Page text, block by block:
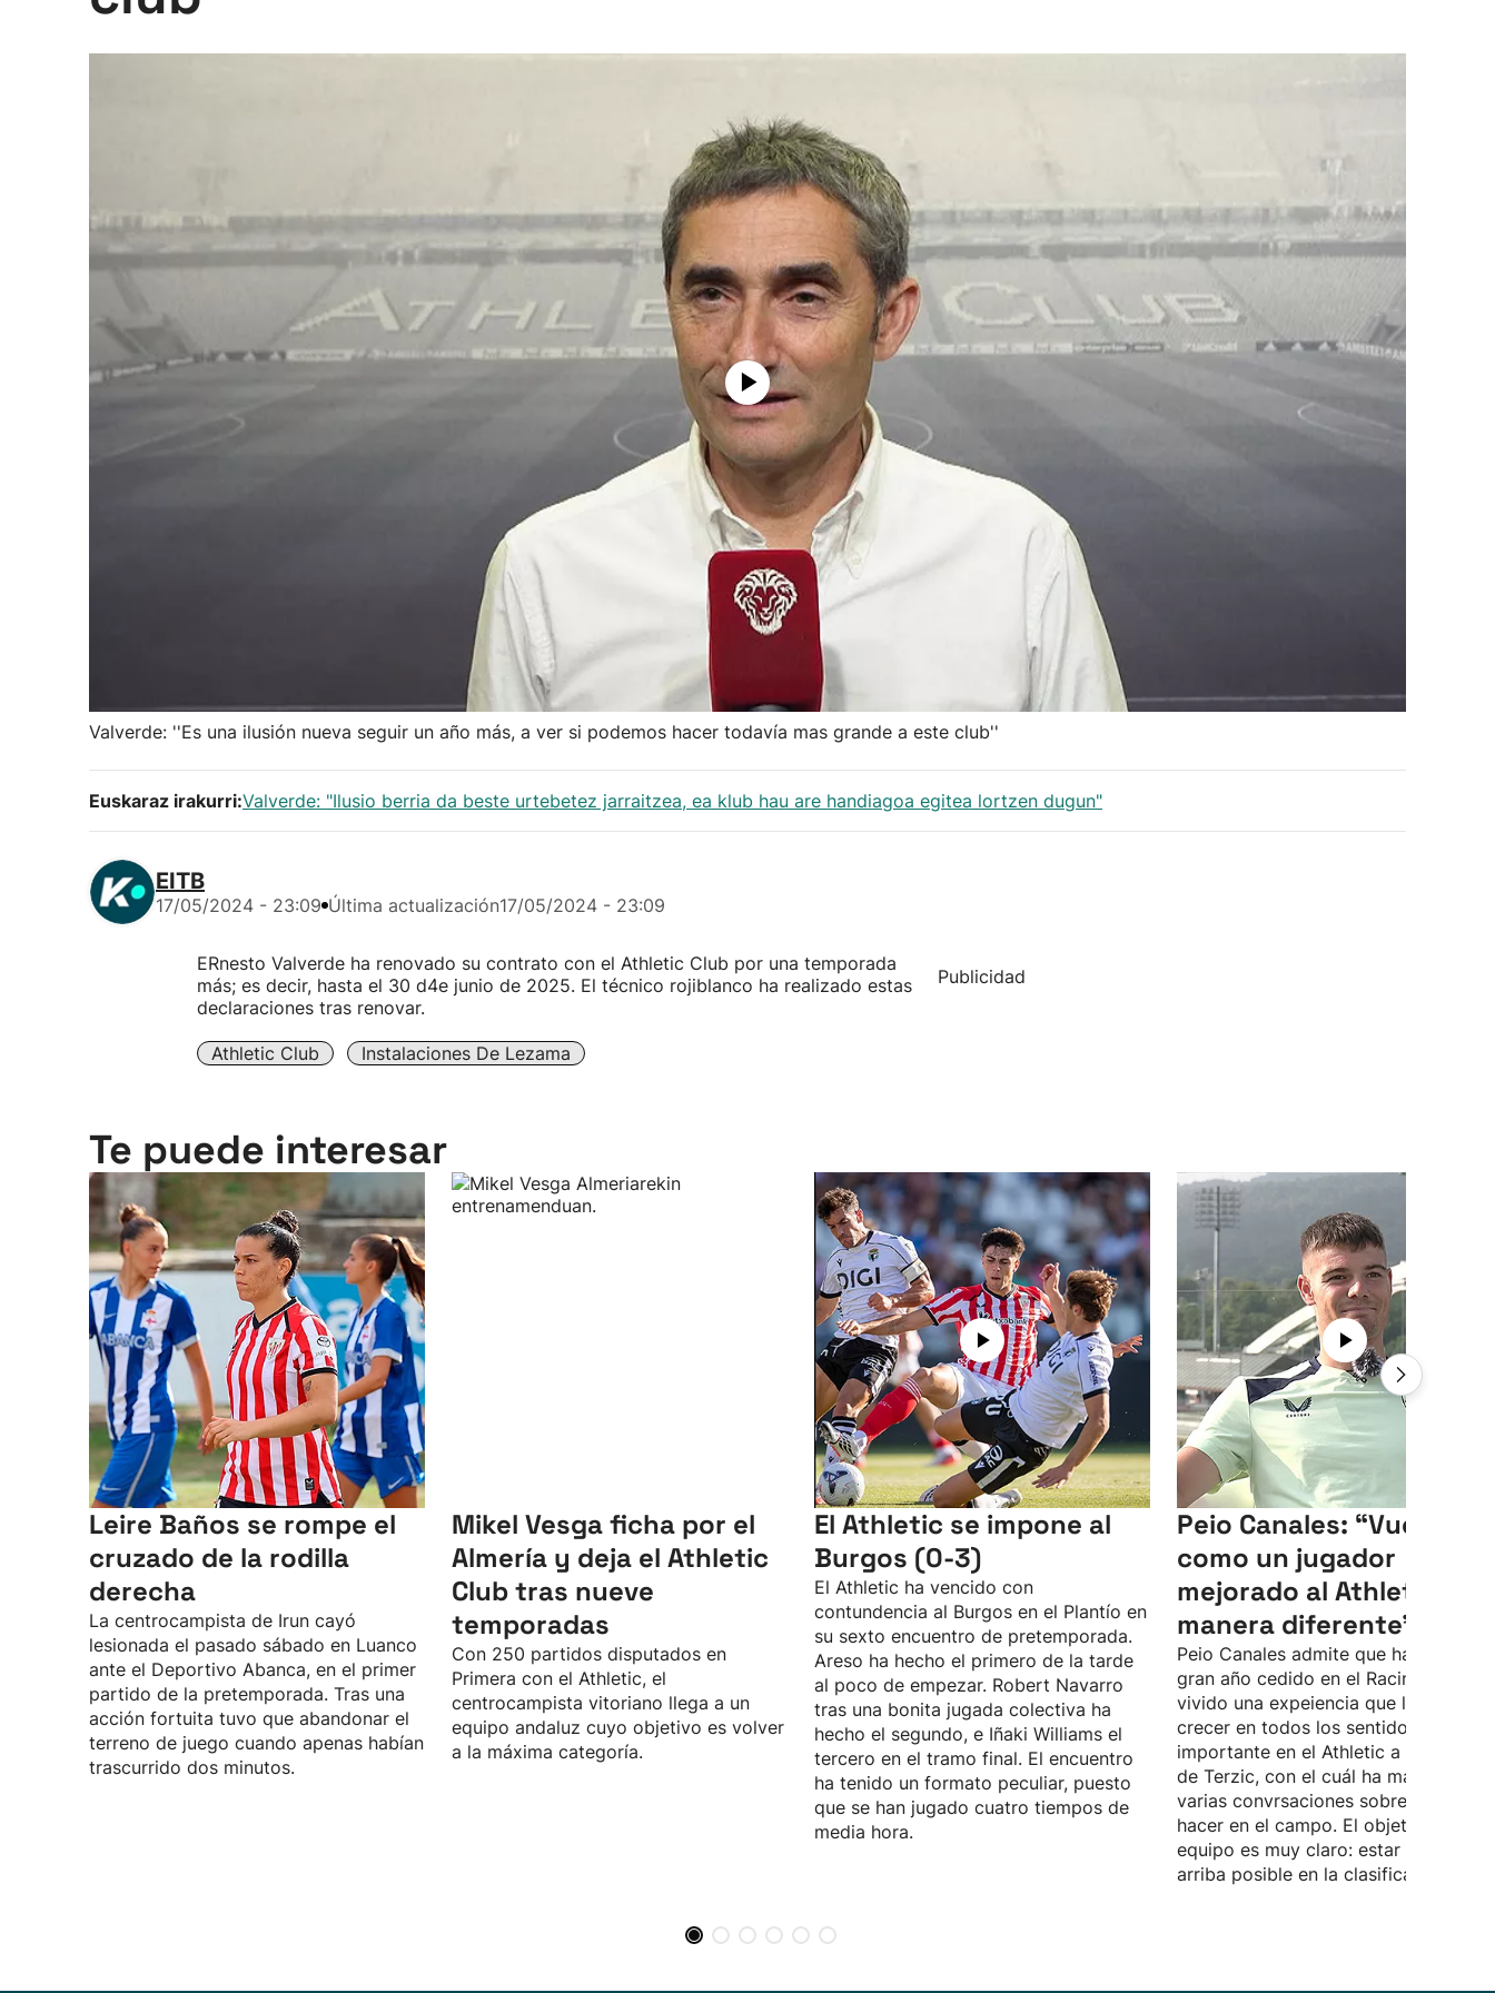
Valverde: ''Es una ilusión nueva seguir un año más, a ver si podemos hacer todavía mas grande a este club''
Euskaraz irakurri:Valverde: "Ilusio berria da beste urtebetez jarraitzea, ea klub hau are handiagoa egitea lortzen dugun"
EITB
17/05/2024 - 23:09 Última actualización17/05/2024 - 23:09
ERnesto Valverde ha renovado su contrato con el Athletic Club por una temporada
más; es decir, hasta el 30 d4e junio de 2025. El técnico rojiblanco ha realizado estas
declaraciones tras renovar.
Athletic Club Instalaciones De Lezama
Publicidad
Te puede interesar
Leire Baños se rompe el
cruzado de la rodilla
derecha
La centrocampista de Irun cayó
lesionada el pasado sábado en Luanco
ante el Deportivo Abanca, en el primer
partido de la pretemporada. Tras una
acción fortuita tuvo que abandonar el
terreno de juego cuando apenas habían
trascurrido dos minutos.
Mikel Vesga ficha por el
Almería y deja el Athletic
Club tras nueve
temporadas
Con 250 partidos disputados en
Primera con el Athletic, el
centrocampista vitoriano llega a un
equipo andaluz cuyo objetivo es volver
a la máxima categoría.
El Athletic se impone al
Burgos (0-3)
El Athletic ha vencido con
contundencia al Burgos en el Plantío en
su sexto encuentro de pretemporada.
Areso ha hecho el primero de la tarde
al poco de empezar. Robert Navarro
tras una bonita jugada colectiva ha
hecho el segundo, e Iñaki Williams el
tercero en el tramo final. El encuentro
ha tenido un formato peculiar, puesto
que se han jugado cuatro tiempos de
media hora.
Peio Canales: “Vuelvo
como un jugador
mejorado al Athletic, de
manera diferente”
Peio Canales admite que ha pasado
gran año cedido en el Racing, donde
vivido una expeiencia que le ha
crecer en todos los sentidos. Quiere
importante en el Athletic a las
de Terzic, con el cuál ha mantenido
varias convrsaciones sobre lo que
hacer en el campo. El objetivo del
equipo es muy claro: estar lo más
arriba posible en la clasificación.